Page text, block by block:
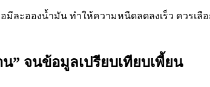
ละอองน้ำมัน ทำให้ความหนืดลดลงเร็ว ควรเ
” จนข้อมูลเปรียบเทียบเพี้ยน